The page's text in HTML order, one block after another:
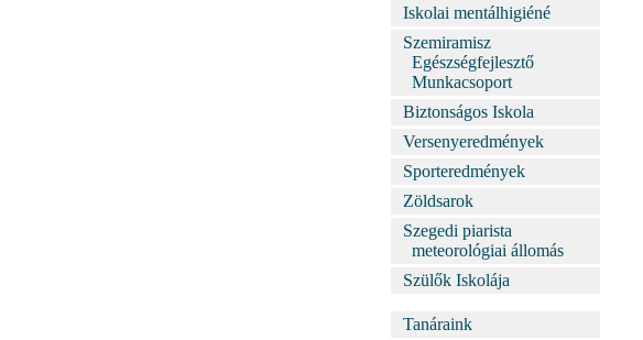
Iskolai mentálhigiéné
Szemiramisz
Egészségfejlesztő
Munkacsoport
Biztonságos Iskola
Versenyeredmények
Sporteredmények
Zöldsarok
Szegedi piarista
meteorológiai állomás
Szülők Iskolája
Tanáraink